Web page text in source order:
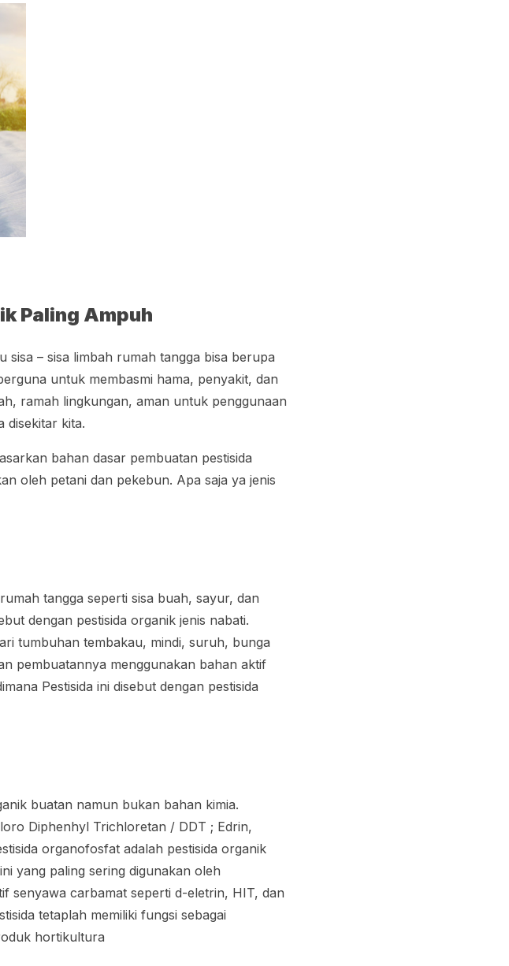
Paling Ampuh
– sisa limbah rumah tangga bisa berupa
untuk membasmi hama, penyakit, dan
ramah lingkungan, aman untuk penggunaan
disekitar kita.
bahan dasar pembuatan pestisida
oleh petani dan pekebun. Apa saja ya jenis
tangga seperti sisa buah, sayur, dan
dengan pestisida organik jenis nabati.
tumbuhan tembakau, mindi, suruh, bunga
pembuatannya menggunakan bahan aktif
Pestisida ini disebut dengan pestisida
buatan namun bukan bahan kimia.
Diphenhyl Trichloretan / DDT ; Edrin,
organofosfat adalah pestisida organik
yang paling sering digunakan oleh
senyawa carbamat seperti d-eletrin, HIT, dan
tetaplah memiliki fungsi sebagai
hortikultura